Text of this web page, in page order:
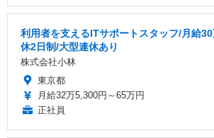
利用者を支えるITサポートスタッフ/月給
休2日制/大型連休あり
株式会社小林
東京都
月給32万5,300円～65万円
正社員